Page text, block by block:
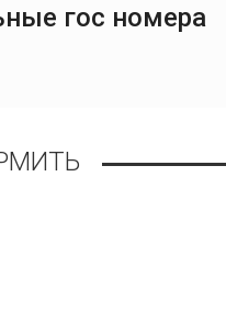
гос номера